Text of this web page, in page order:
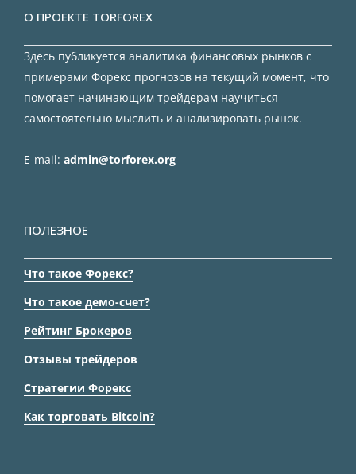
О ПРОЕКТЕ TORFOREX
Здесь публикуется аналитика финансовых рынков с
примерами Форекс прогнозов на текущий момент, что
помогает начинающим трейдерам научиться
самостоятельно мыслить и анализировать рынок.
E-mail: admin@torforex.org
ПОЛЕЗНОЕ
Что такое Форекс?
Что такое демо-счет?
Рейтинг Брокеров
Отзывы трейдеров
Стратегии Форекс
Как торговать Bitcoin?